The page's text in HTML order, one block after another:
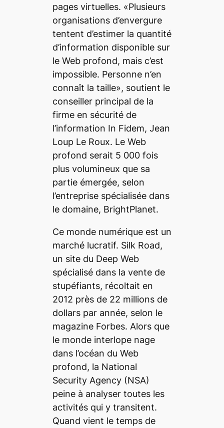
pages virtuelles. «Plusieurs
organisations d’envergure
tentent d’estimer la quantité
d’information disponible sur
le Web profond, mais c’est
impossible. Personne n’en
connaît la taille», soutient le
conseiller principal de la
firme en sécurité de
l’information In Fidem, Jean
Loup Le Roux. Le Web
profond serait 5 000 fois
plus volumineux que sa
partie émergée, selon
l’entreprise spécialisée dans
le domaine, BrightPlanet.
Ce monde numérique est un
marché lucratif. Silk Road,
un site du Deep Web
spécialisé dans la vente de
stupéfiants, récoltait en
2012 près de 22 millions de
dollars par année, selon le
magazine Forbes. Alors que
le monde interlope nage
dans l’océan du Web
profond, la National
Security Agency (NSA)
peine à analyser toutes les
activités qui y transitent.
Quand vient le temps de